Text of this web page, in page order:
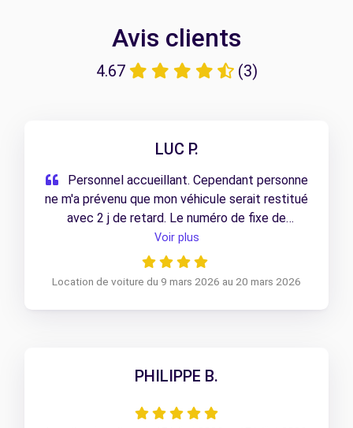
Avis clients
4.67 (3)
LUC P.
Personnel accueillant. Cependant personne
ne m'a prévenu que mon véhicule serait restitué
avec 2 j de retard. Le numéro de fixe de
l'agence de Vénissieux est faux!
Voir plus
Location de voiture du 9 mars 2026 au 20 mars 2026
PHILIPPE B.